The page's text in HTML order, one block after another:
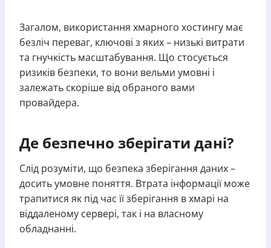
Загалом, використання хмарного хостингу має
безліч переваг, ключові з яких – низькі витрати
та гнучкість масштабування. Що стосується
ризиків безпеки, то вони вельми умовні і
залежать скоріше від обраного вами
провайдера.
Де безпечно зберігати дані?
Слід розуміти, що безпека зберігання даних –
досить умовне поняття. Втрата інформації може
трапитися як під час її зберігання в хмарі на
віддаленому сервері, так і на власному
обладнанні.